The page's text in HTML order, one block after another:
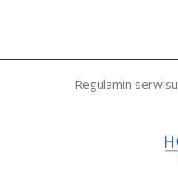
Regulamin serwisu